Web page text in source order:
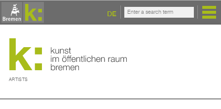
DE
ARTISTS